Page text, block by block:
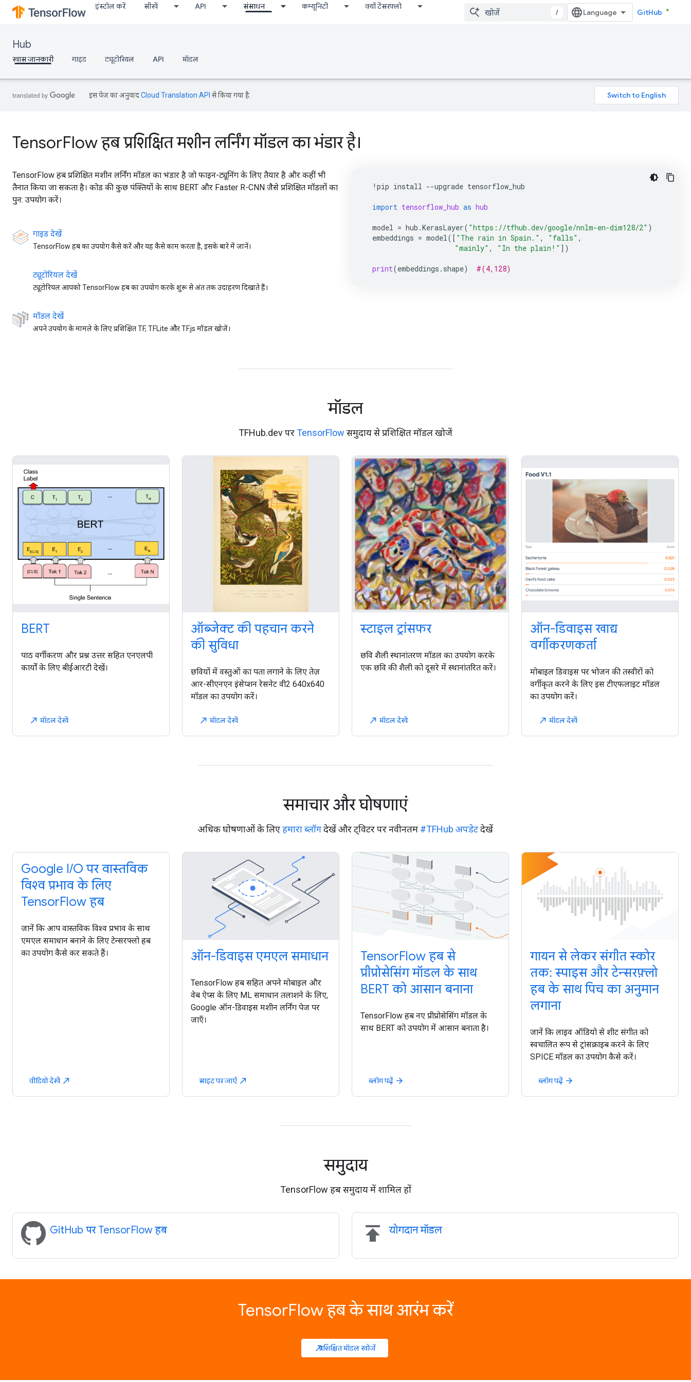
इंस्टॉल करें सीखें API संसाधन कम्यूनिटी क्यों टेंसरफ्लो
/ GitHub
Hub
खास जानकारी गाइड ट्यूटोरियल API मॉडल
इस पेज का अनुवादCloud Translation API से किया गया है.
TensorFlow हब प्रशिक्षित मशीन लर्निंग मॉडल का भंडार है।
! pip install --upgrade tensorflow_hub
import tensorflow_hub as hub
model = hub .KerasLayer( "https://tfhub.dev/google/nnlm-en-dim128/2" )
embeddings = model([ "The rain in Spain." , "falls" ,
"mainly" , "In the plain!" ])
print(embeddings . shape) #(4,128)
TensorFlow हब प्रशिक्षित मशीन लर्निंग मॉडल का भंडार है जो फाइन-ट्यूनिंग के लिए तैयार है और कहीं भी
तैनात किया जा सकता है। कोड की कुछ पंक्तियों के साथ BERT और Faster R-CNN जैसे प्रशिक्षित मॉडलों का
पुन: उपयोग करें।
गाइड देखें
TensorFlow हब का उपयोग कैसे करें और यह कैसे काम करता है, इसके बारे में जानें।
ट्यूटोरियल देखें
ट्यूटोरियल आपको TensorFlow हब का उपयोग करके शुरू से अंत तक उदाहरण दिखाते हैं।
मॉडल देखें
अपने उपयोग के मामले के लिए प्रशिक्षित TF, TFLite और TF.js मॉडल खोजें।
मॉडल
TFHub.dev परTensorFlow समुदाय से प्रशिक्षित मॉडल खोजें
BERT
पाठ वर्गीकरण और प्रश्न उत्तर सहित एनएलपी
कार्यों के लिए बीईआरटी देखें।
north_east मॉडल देखें
ऑब्जेक्ट की पहचान करने
की सुविधा
छवियों में वस्तुओं का पता लगाने के लिए तेज़
आर-सीएनएन इंसेप्शन रेसनेट वी2 640x640
मॉडल का उपयोग करें।
north_east मॉडल देखें
स्टाइल ट्रांसफर
छवि शैली स्थानांतरण मॉडल का उपयोग करके
एक छवि की शैली को दूसरे में स्थानांतरित करें।
north_east मॉडल देखें
ऑन-डिवाइस खाद्य
वर्गीकरणकर्ता
मोबाइल डिवाइस पर भोजन की तस्वीरों को
वर्गीकृत करने के लिए इस टीएफलाइट मॉडल
का उपयोग करें।
north_east मॉडल देखें
समाचार और घोषणाएं
अधिक घोषणाओं के लिएहमारा ब्लॉगदेखें और ट्विटर पर नवीनतम #TFHub अपडेटदेखें
Google I/O पर वास्तविक
विश्व प्रभाव के लिए
TensorFlow हब
जानें कि आप वास्तविक विश्व प्रभाव के साथ
एमएल समाधान बनाने के लिए टेन्सरफ्लो हब
का उपयोग कैसे कर सकते हैं।
वीडियो देखें north_east
ऑन-डिवाइस एमएल समाधान
TensorFlow हब सहित अपने मोबाइल और
वेब ऐप्स के लिए ML समाधान तलाशने के लिए,
Google ऑन-डिवाइस मशीन लर्निंग पेज पर
जाएँ।
साइट पर जाएँ north_east
TensorFlow हब से
प्रीप्रोसेसिंग मॉडल के साथ
BERT को आसान बनाना
TensorFlow हब नए प्रीप्रोसेसिंग मॉडल के
साथ BERT को उपयोग में आसान बनाता है।
ब्लॉग पढ़ें arrow_forward
गायन से लेकर संगीत स्कोर
तक: स्पाइस और टेन्सरफ़्लो
हब के साथ पिच का अनुमान
लगाना
जानें कि लाइव ऑडियो से शीट संगीत को
स्वचालित रूप से ट्रांसक्राइब करने के लिए
SPICE मॉडल का उपयोग कैसे करें।
ब्लॉग पढ़ें arrow_forward
समुदाय
TensorFlow हब समुदाय में शामिल हों
GitHub पर TensorFlow हब publish योगदान मॉडल
TensorFlow हब के साथ आरंभ करें
north_east
प्रशिक्षित मॉडल खोजें